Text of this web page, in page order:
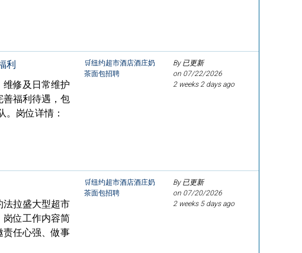
利
修及日常维护
善福利待遇，包
岗位详情：
🛒纽约超市酒店酒庄奶
茶面包招聘
By 已更新
on 07/22/2026
2 weeks 2 days ago
法拉盛大型超市
岗位工作内容简
责任心强、做事
🛒纽约超市酒店酒庄奶
茶面包招聘
By 已更新
on 07/20/2026
2 weeks 5 days ago